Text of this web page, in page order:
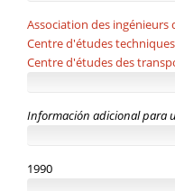
Association des ingénieurs
Centre d'études
Centre d'études des
Información adicional para
1990